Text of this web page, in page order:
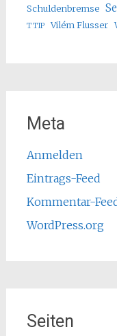
Schuldenbremse
TTIP
Vilém Flusser
Meta
Anmelden
Eintrags-Feed
Kommentar-
WordPress.org
Seiten